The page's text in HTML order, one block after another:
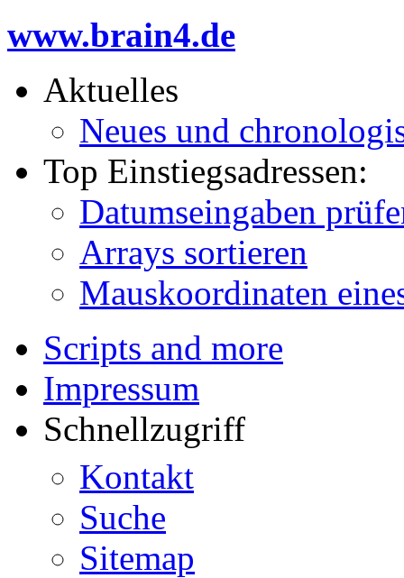
www.brain4.de
Aktuelles
Neues und
Top Einstiegsadressen:
Datumseingaben
Arrays sortieren
Mauskoordinaten
Scripts and more
Impressum
Schnellzugriff
Kontakt
Suche
Sitemap